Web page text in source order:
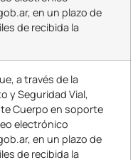
en un plazo de
de recibida la
a través de la
y Seguridad Vial,
Cuerpo en soporte
electrónico
en un plazo de
de recibida la